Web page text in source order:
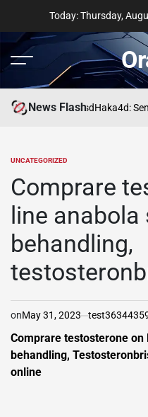
content
Today: Thursday,
Menu
News Flash
asdHaka4d:
POSTED
UNCATEGORIZED
Comprare
line
behandling,
onMay 31, 2023
Comprare testosterone
behandling,
online